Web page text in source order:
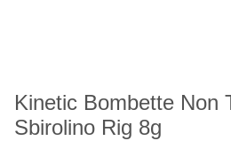
Kinetic Bombette Non
Sbirolino Rig 8g